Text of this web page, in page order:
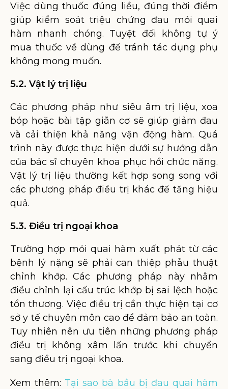
Việc dùng thuốc đúng liều, đúng thời điểm
giúp kiểm soát triệu chứng đau mỏi quai
hàm nhanh chóng. Tuyệt đối không tự ý
mua thuốc về dùng để tránh tác dụng phụ
không mong muốn.
5.2. Vật lý trị liệu
Các phương pháp như siêu âm trị liệu, xoa
bóp hoặc bài tập giãn cơ sẽ giúp giảm đau
và cải thiện khả năng vận động hàm. Quá
trình này được thực hiện dưới sự hướng dẫn
của bác sĩ chuyên khoa phục hồi chức năng.
Vật lý trị liệu thường kết hợp song song với
các phương pháp điều trị khác để tăng hiệu
quả.
5.3. Điều trị ngoại khoa
Trường hợp mỏi quai hàm xuất phát từ các
bệnh lý nặng sẽ phải can thiệp phẫu thuật
chỉnh khớp. Các phương pháp này nhằm
điều chỉnh lại cấu trúc khớp bị sai lệch hoặc
tổn thương. Việc điều trị cần thực hiện tại cơ
sở y tế chuyên môn cao để đảm bảo an toàn.
Tuy nhiên nên ưu tiên những phương pháp
điều trị không xâm lấn trước khi chuyển
sang điều trị ngoại khoa.
Xem thêm: Tại sao bà bầu bị đau quai hàm